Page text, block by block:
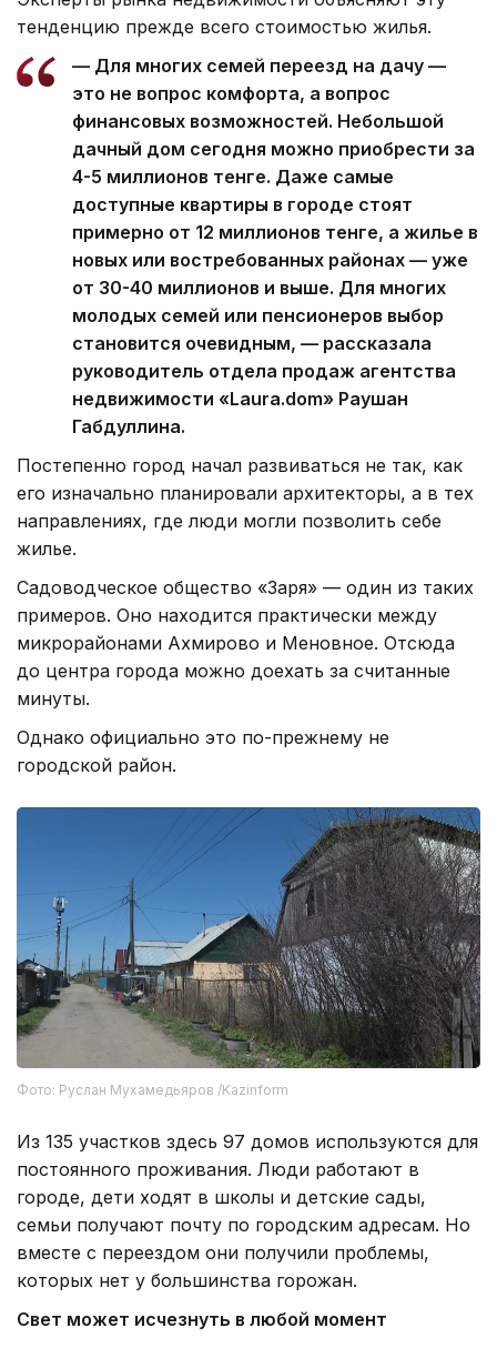
тенденцию прежде всего стоимостью жилья.
— Для многих семей переезд на дачу —
это не вопрос комфорта, а вопрос
финансовых возможностей. Небольшой
дачный дом сегодня можно приобрести за
4-5 миллионов тенге. Даже самые
доступные квартиры в городе стоят
примерно от 12 миллионов тенге, а жилье в
новых или востребованных районах — уже
от 30-40 миллионов и выше. Для многих
молодых семей или пенсионеров выбор
становится очевидным, — рассказала
руководитель отдела продаж агентства
недвижимости «Laura.dom» Раушан
Габдуллина.
Постепенно город начал развиваться не так, как
его изначально планировали архитекторы, а в тех
направлениях, где люди могли позволить себе
жилье.
Садоводческое общество «Заря» — один из таких
примеров. Оно находится практически между
микрорайонами Ахмирово и Меновное. Отсюда
до центра города можно доехать за считанные
минуты.
Однако официально это по-прежнему не
городской район.
Фото: Руслан Мухамедьяров /Kazinform
Из 135 участков здесь 97 домов используются для
постоянного проживания. Люди работают в
городе, дети ходят в школы и детские сады,
семьи получают почту по городским адресам. Но
вместе с переездом они получили проблемы,
которых нет у большинства горожан.
Свет может исчезнуть в любой момент